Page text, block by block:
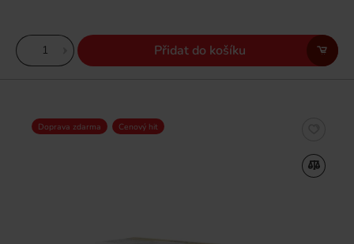
Přidat do košíku
Doprava zdarma Cenový hit